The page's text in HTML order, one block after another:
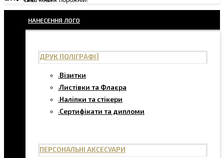
НАНЕСЕННЯ ЛОГО
ДРУК ПОЛІГРАФІЇ
Візитки
Листівки та Флаєра
Наліпки та стікери
Сертифікати та дипломи
ПЕРСОНАЛЬНІ АКСЕСУАРИ